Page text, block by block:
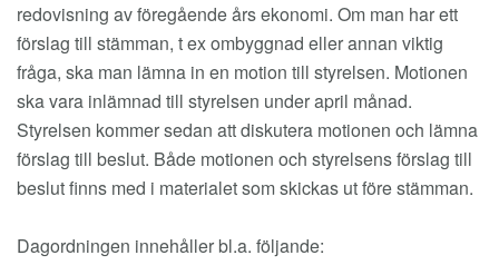
redovisning av föregående års ekonomi. Om man har ett
förslag till stämman, t ex ombyggnad eller annan viktig
fråga, ska man lämna in en motion till styrelsen. Motionen
ska vara inlämnad till styrelsen under april månad.
Styrelsen kommer sedan att diskutera motionen och lämna
förslag till beslut. Både motionen och styrelsens förslag till
beslut finns med i materialet som skickas ut före stämman.
Dagordningen innehåller bl.a. följande: